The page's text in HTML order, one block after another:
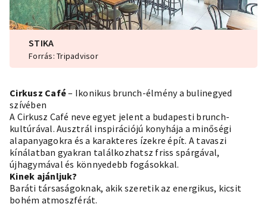
STIKA
Forrás: Tripadvisor
Cirkusz Café– Ikonikus brunch-élmény a bulinegyed
szívében
A Cirkusz Café neve egyet jelent a budapesti brunch-
kultúrával. Ausztrál inspirációjú konyhája a minőségi
alapanyagokra és a karakteres ízekre épít. A tavaszi
kínálatban gyakran találkozhatsz friss spárgával,
újhagymával és könnyedebb fogásokkal.
Kinek ajánljuk?
Baráti társaságoknak, akik szeretik az energikus, kicsit
bohém atmoszférát.